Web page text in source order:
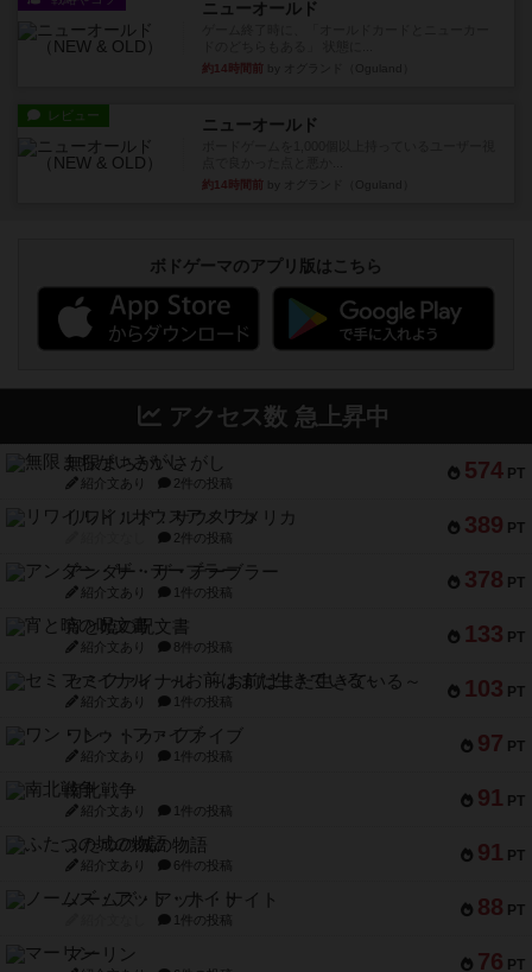
ニューオールド
約14時間前
レビュー ニューオールド
約14時間前
ボドゲーマのアプリ版はこちら
アクセス数 急上昇中
574 PT
無限まちがいさがし
紹介文あり 2件の投稿
389 PT
リワイルド：サウスアメリカ
2件の投稿
378 PT
アンダー・ザ・テーブラー
紹介文あり 1件の投稿
133 PT
宵と暁の呪文書
紹介文あり 8件の投稿
103 PT
セミファイナル ～お前はまだ生きている～
紹介文あり 1件の投稿
97 PT
ワン・トゥ・ファイブ
紹介文あり 1件の投稿
91 PT
南北戦争
紹介文あり 1件の投稿
91 PT
ふたつの城の物語
紹介文あり 6件の投稿
88 PT
ノームズ・アット・ナイト
1件の投稿
76 PT
マーリン